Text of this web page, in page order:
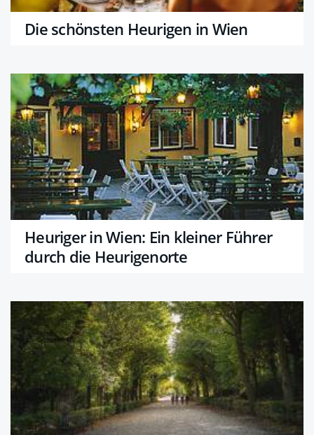
Die schönsten Heurigen in Wien
Heuriger in Wien: Ein kleiner Führer
durch die Heurigenorte